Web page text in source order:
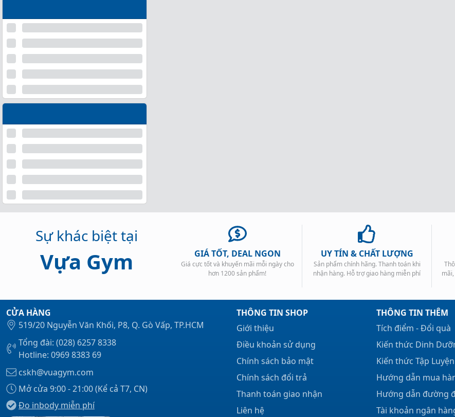
Sự khác biệt tại
Vựa Gym GIÁ TỐT, DEAL NGON
Giá cực tốt và khuyến mãi mỗi ngày cho
hơn 1200 sản phẩm!
UY TÍN & CHẤT LƯỢNG
Sản phẩm chính hãng. Thanh toán khi
nhận hàng. Hỗ trợ giao hàng miễn phí
CỬA HÀNG
519/20 Nguyễn Văn Khối, P8, Q. Gò Vấp, TP.HCM
Tổng đài: (028) 6257 8338
Hotline: 0969 8383 69
cskh@vuagym.com
Mở cửa 9:00 - 21:00 (Kể cả T7, CN)
Đo inbody miễn phí
THÔNG TIN SHOP
Giới thiệu
Điều khoản sử dụng
Chính sách bảo mật
Chính sách đổi trả
Thanh toán giao nhận
Liên hệ
THÔNG TIN THÊM
Tích điểm - Đổi quà
Kiến thức Dinh
Kiến thức Tập Luyện
Hướng dẫn mua
Hướng dẫn đường
Tài khoản ngân